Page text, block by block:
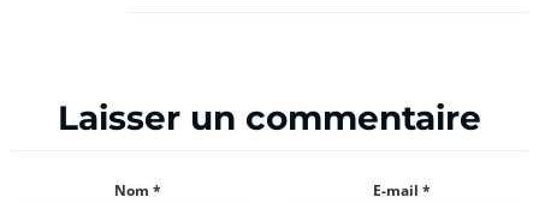
Laisser un commentaire
Nom * E-mail *